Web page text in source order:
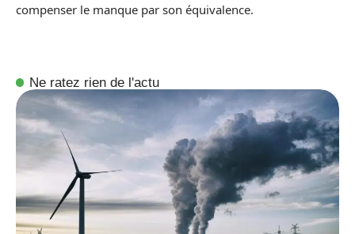
compenser le manque par son équivalence.
Ne ratez rien de l'actu